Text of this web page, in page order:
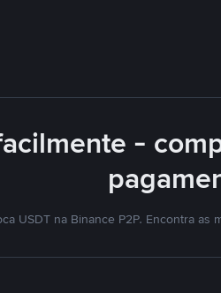
-
USDT na Binance P2P. Encontra